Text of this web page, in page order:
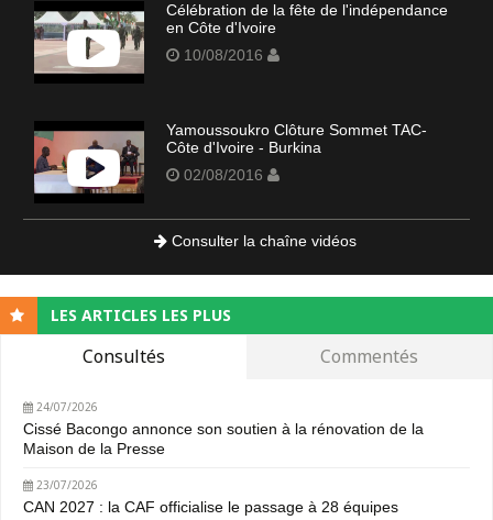
Célébration de la fête de l'indépendance
en Côte d'Ivoire
10/08/2016
Yamoussoukro Clôture Sommet TAC-
Côte d'Ivoire - Burkina
02/08/2016
Consulter la chaîne vidéos
LES ARTICLES LES PLUS
Consultés Commentés
24/07/2026
Cissé Bacongo annonce son soutien à la rénovation de la
Maison de la Presse
23/07/2026
CAN 2027 : la CAF officialise le passage à 28 équipes